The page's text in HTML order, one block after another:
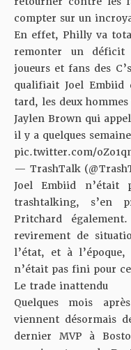
compter sur un
En effet, Philly va
remonter un déficit
joueurs et fans des
qualifiait Joel Embiid
tard, les deux
Jaylen Brown qui
il y a quelques
pic.twitter.com/
— TrashTalk
Joel Embiid n’était
trashtalking, s’en
Pritchard
revirement de
l’état, et à
n’était pas fini pour
Le trade inattendu
Quelques mois
viennent désormais
dernier MVP à